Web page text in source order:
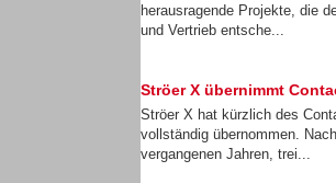
herausragende Projekte, die
und Vertrieb entsche...
Ströer X übernimmt
Ströer X hat kürzlich des
vollständig übernommen.
vergangenen Jahren, trei...